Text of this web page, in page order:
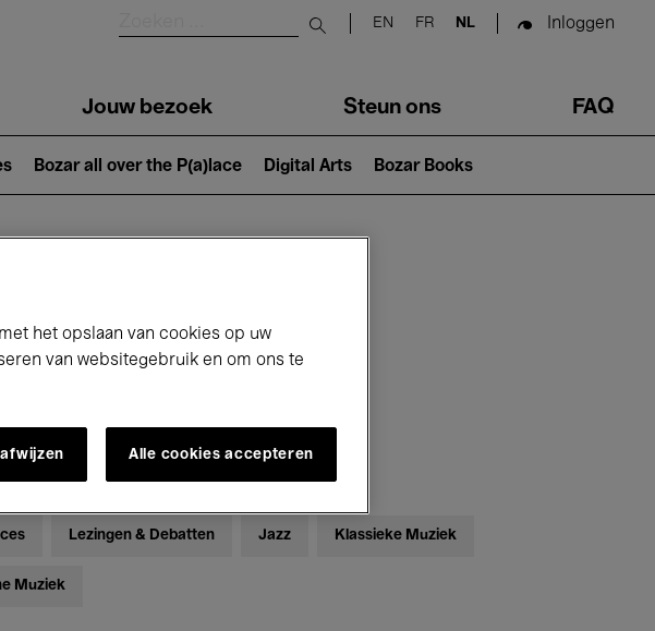
Submit search
EN FR NL Inloggen
Jouw bezoek Steun ons FAQ
Bozar all over the P(a)lace Digital Arts Bozar Books
Lezingen & Debatten Jazz Klassieke Muziek
Muziek
het opslaan van cookies op uw
van websitegebruik en om ons te
Alle cookies accepteren